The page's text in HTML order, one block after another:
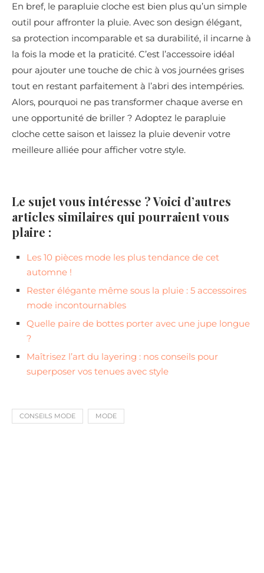
En bref, le parapluie cloche est bien plus qu’un simple
outil pour affronter la pluie. Avec son design élégant,
sa protection incomparable et sa durabilité, il incarne à
la fois la mode et la praticité. C’est l’accessoire idéal
pour ajouter une touche de chic à vos journées grises
tout en restant parfaitement à l’abri des intempéries.
Alors, pourquoi ne pas transformer chaque averse en
une opportunité de briller ? Adoptez le parapluie
cloche cette saison et laissez la pluie devenir votre
meilleure alliée pour afficher votre style.
Le sujet vous intéresse ? Voici d’autres
articles similaires qui pourraient vous
plaire :
Les 10 pièces mode les plus tendance de cet
automne !
Rester élégante même sous la pluie : 5 accessoires
mode incontournables
Quelle paire de bottes porter avec une jupe longue
?
Maîtrisez l’art du layering : nos conseils pour
superposer vos tenues avec style
CONSEILS MODE MODE